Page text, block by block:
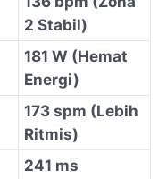
2 Stabil)
181 W (Hemat
Energi)
173 spm (Lebih
Ritmis)
241 ms